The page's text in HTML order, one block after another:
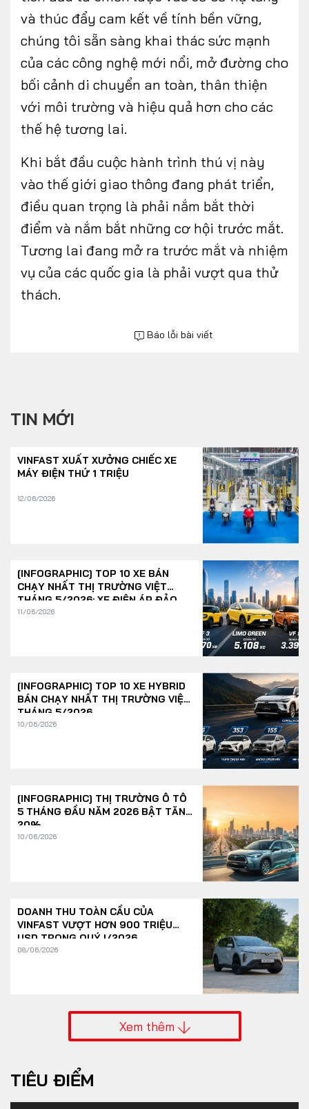
và thúc đẩy cam kết về tính bền vững,
chúng tôi sẵn sàng khai thác sức mạnh
của các công nghệ mới nổi, mở đường cho
bối cảnh di chuyển an toàn, thân thiện
với môi trường và hiệu quả hơn cho các
thế hệ tương lai.
Khi bắt đầu cuộc hành trình thú vị này
vào thế giới giao thông đang phát triển,
điều quan trọng là phải nắm bắt thời
điểm và nắm bắt những cơ hội trước mắt.
Tương lai đang mở ra trước mắt và nhiệm
vụ của các quốc gia là phải vượt qua thử
thách.
Báo lỗi bài viết
TIN MỚI
VINFAST XUẤT XƯỞNG CHIẾC XE
MÁY ĐIỆN THỨ 1 TRIỆU
12/06/2026
[INFOGRAPHIC] TOP 10 XE BÁN
CHẠY NHẤT THỊ TRƯỜNG VIỆT
THÁNG 5/2026: XE ĐIỆN ÁP ĐẢO
11/06/2026
[INFOGRAPHIC] TOP 10 XE HYBRID
BÁN CHẠY NHẤT THỊ TRƯỜNG VIỆT
THÁNG 5/2026
10/06/2026
[INFOGRAPHIC] THỊ TRƯỜNG Ô TÔ
5 THÁNG ĐẦU NĂM 2026 BẬT TĂNG
20%
10/06/2026
DOANH THU TOÀN CẦU CỦA
VINFAST VƯỢT HƠN 900 TRIỆU
USD TRONG QUÝ I/2026
08/06/2026
Xem thêm
TIÊU ĐIỂM